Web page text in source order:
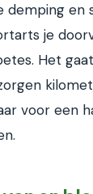
en
je
Het
voor een